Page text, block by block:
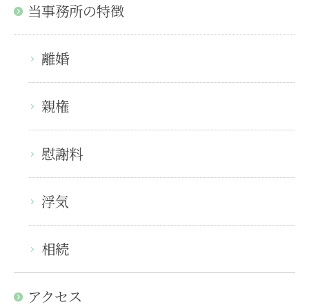
当事務所の特徴
離婚
親権
慰謝料
浮気
相続
アクセス